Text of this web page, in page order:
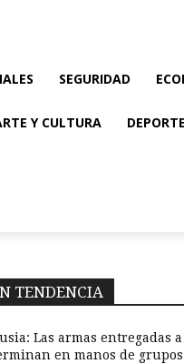
SEGURIDAD
Y CULTURA
TENDENCIA
Las armas entregadas
en manos de